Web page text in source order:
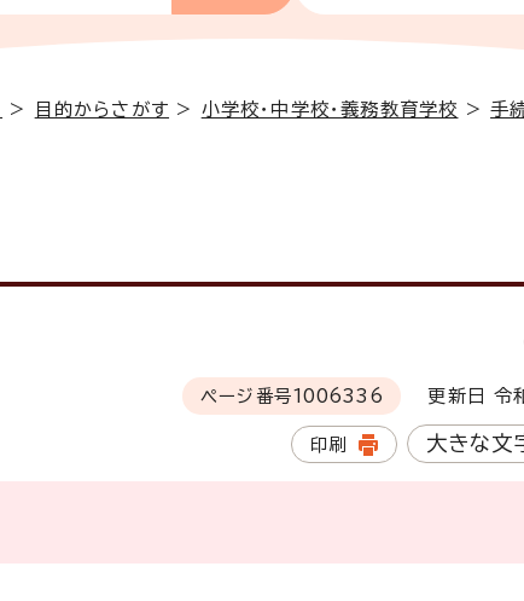
> 目的からさがす > 小学校・中学校・義務教育学校 >手
ページ番号1006336 更新日 令
印刷 大きな文